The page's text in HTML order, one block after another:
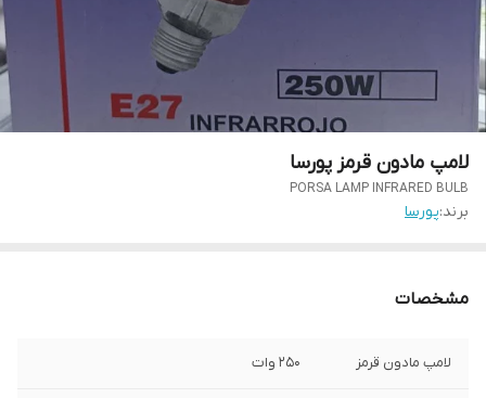
لامپ مادون قرمز پورسا
PORSA LAMP INFRARED BULB
برند:پورسا
مشخصات
لامپ مادون قرمز 250 وات